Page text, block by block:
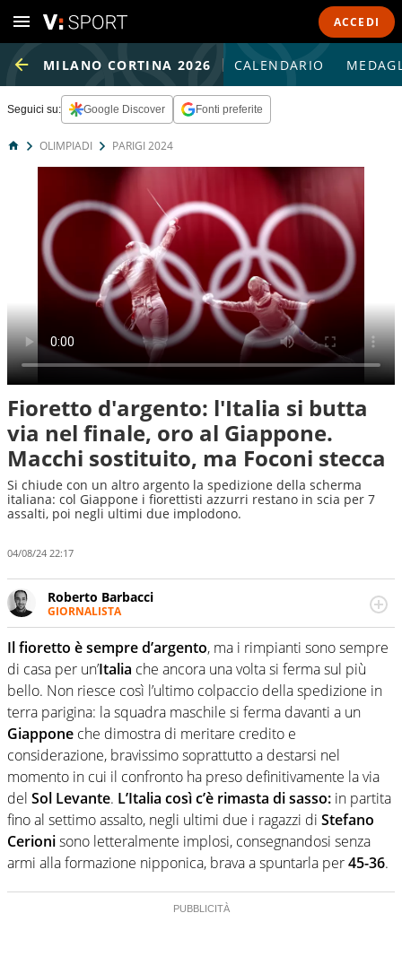
ACCEDI
MILANO CORTINA 2026 CALENDARIO
Seguici su: Google Discover Fonti preferite
OLIMPIADI PARIGI 2024
Fioretto d'argento: l'Italia si butta
via nel finale, oro al Giappone.
Macchi sostituito, ma Foconi stecca
Si chiude con un altro argento la spedizione della scherma
italiana: col Giappone i fiorettisti azzurri restano in scia per 7
assalti, poi negli ultimi due implodono.
04/08/24 22:17
Roberto Barbacci
GIORNALISTA
Giornalista (pubblicista) sportivo a tutto campo, è il
tuttologo di Virgilio Sport. Provate a chiedergli di boxe, di
scherma, di volley o di curling: ve ne farà innamorare
Il fioretto è sempre d’argento, ma i rimpianti sono sempre
di casa per un’Italia che ancora una volta si ferma sul più
bello. Non riesce così l’ultimo colpaccio della spedizione in
terra parigina: la squadra maschile si ferma davanti a un
Giappone che dimostra di meritare credito e
considerazione, bravissimo soprattutto a destarsi nel
momento in cui il confronto ha preso definitivamente la via
del Sol Levante. L’Italia così c’è rimasta di sasso: in partita
fino al settimo assalto, negli ultimi due i ragazzi di Stefano
Cerionisono letteralmente implosi, consegnandosi senza
armi alla formazione nipponica, brava a spuntarla per45-36.